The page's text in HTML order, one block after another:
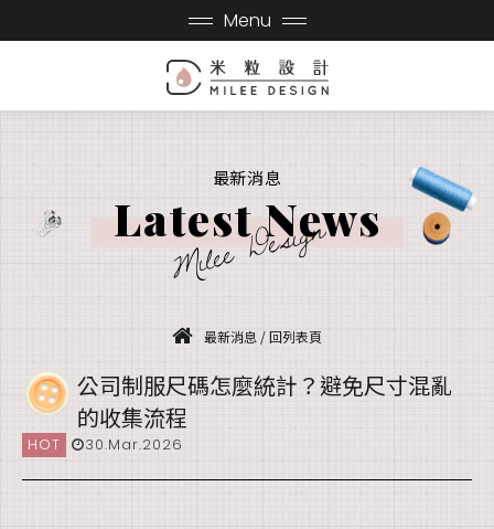
Menu
最新消息
Latest News
Milee Design
最新消息 /回列表頁
公司制服尺碼怎麼統計？避免尺寸混亂
的收集流程
HOT 30.Mar.2026